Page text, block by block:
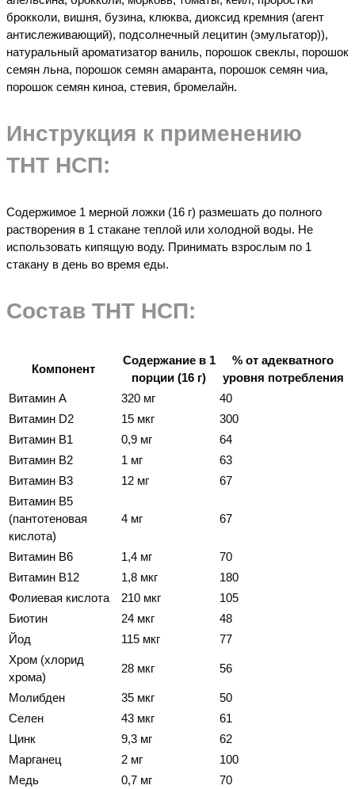
брокколи, вишня, бузина, клюква, диоксид кремния (агент
антислеживающий), подсолнечный лецитин (эмульгатор)),
натуральный ароматизатор ваниль, порошок свеклы, порошок
семян льна, порошок семян амаранта, порошок семян чиа,
порошок семян киноа, стевия, бромелайн.
Инструкция к применению
ТНТ НСП:
Содержимое 1 мерной ложки (16 г) размешать до полного
растворения в 1 стакане теплой или холодной воды. Не
использовать кипящую воду. Принимать взрослым по 1
стакану в день во время еды.
Состав ТНТ НСП:
Компонент
Содержание в 1
порции (16 г)
% от адекватного
уровня потребления
Витамин А
320 мг
40
Витамин D2
15 мкг
300
Витамин В1
0,9 мг
64
Витамин В2
1 мг
63
Витамин В3
12 мг
67
Витамин В5
(пантотеновая
кислота)
4 мг 67
Витамин В6 1,4 мг
70
Витамин В12
1,8 мкг
180
Фолиевая кислота
210 мкг
105
Биотин
24 мкг
48
Йод
115 мкг
77
Хром (хлорид
хрома)
28 мкг 56
Молибден 35 мкг
50
Селен
43 мкг
61
Цинк
9,3 мг
62
Марганец
2 мг
100
Медь
0,7 мг 70